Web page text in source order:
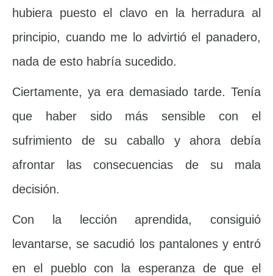
hubiera puesto el clavo en la herradura al
principio, cuando me lo advirtió el panadero,
nada de esto habría sucedido.
Ciertamente, ya era demasiado tarde. Tenía
que haber sido más sensible con el
sufrimiento de su caballo y ahora debía
afrontar las consecuencias de su mala
decisión.
Con la lección aprendida, consiguió
levantarse, se sacudió los pantalones y entró
en el pueblo con la esperanza de que el